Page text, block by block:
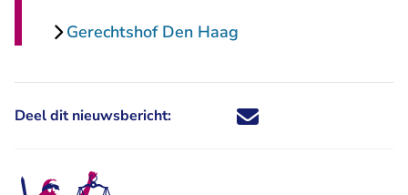
Gerechtshof Den Haag
Deel dit nieuwsbericht: Deel dit nieuwsbericht via X -
Deel dit nieuwsbericht via
Deel dit nieuwsbericht
Deel dit